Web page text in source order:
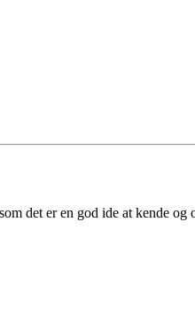
det er en god ide at kende og